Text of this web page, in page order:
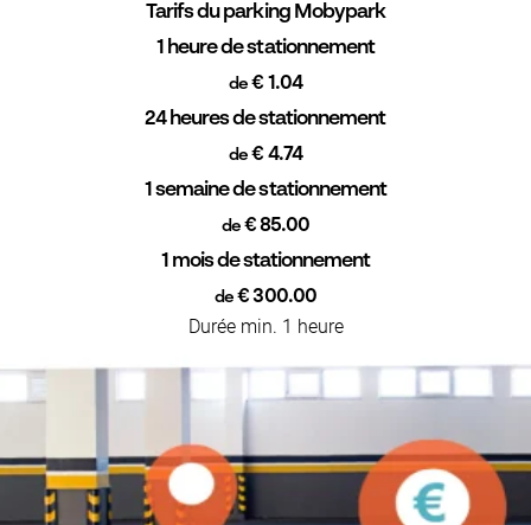
Tarifs du parking Mobypark
1 heure de stationnement
de € 1.04
24 heures de stationnement
de € 4.74
1 semaine de stationnement
de€ 85.00
1 mois de stationnement
de € 300.00
Durée min. 1 heure